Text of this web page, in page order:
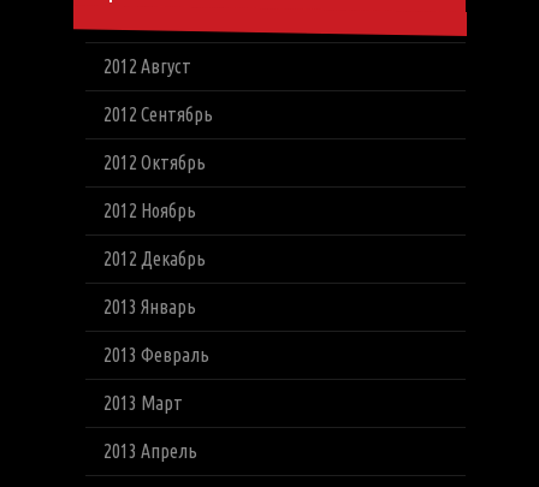
2012 Август
2012 Сентябрь
2012 Октябрь
2012 Ноябрь
2012 Декабрь
2013 Январь
2013 Февраль
2013 Март
2013 Апрель